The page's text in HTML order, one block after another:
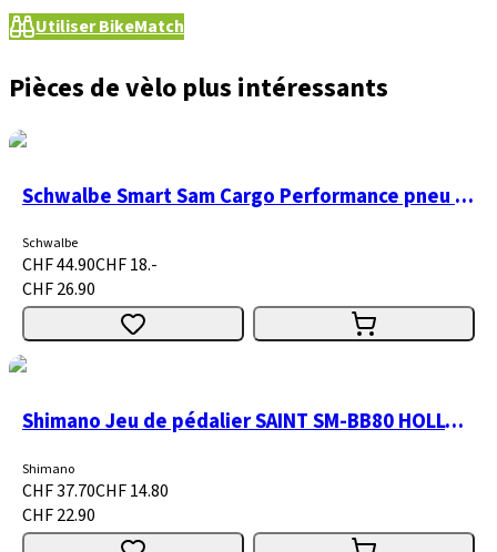
Utiliser BikeMatch
Pièces de vèlo plus intéressants
Schwalbe Smart Sam Cargo Performance pneu à fil
Schwalbe
CHF 44.90CHF 18.-
CHF 26.90
Shimano Jeu de pédalier SAINT SM-BB80 HOLLOWTECH II BSA
Shimano
CHF 37.70CHF 14.80
CHF 22.90